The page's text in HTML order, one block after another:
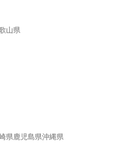
山県
県鹿児島県沖縄県